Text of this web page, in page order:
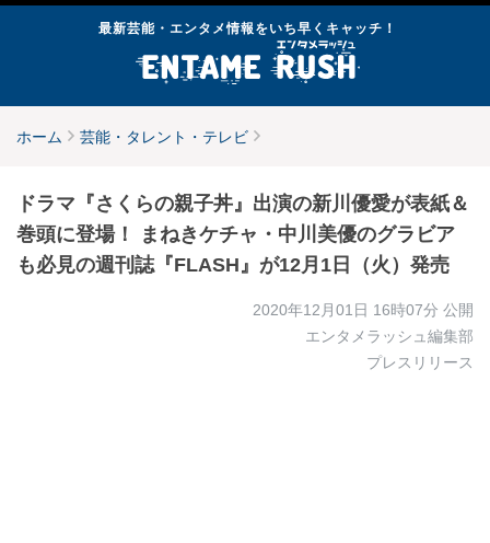
最新芸能・エンタメ情報をいち早くキャッチ！
ホーム 芸能・タレント・テレビ
ドラマ『さくらの親子丼』出演の新川優愛が表紙＆
巻頭に登場！ まねきケチャ・中川美優のグラビア
も必見の週刊誌『FLASH』が12月1日（火）発売
2020年12月01日 16時07分 公開
エンタメラッシュ編集部
プレスリリース